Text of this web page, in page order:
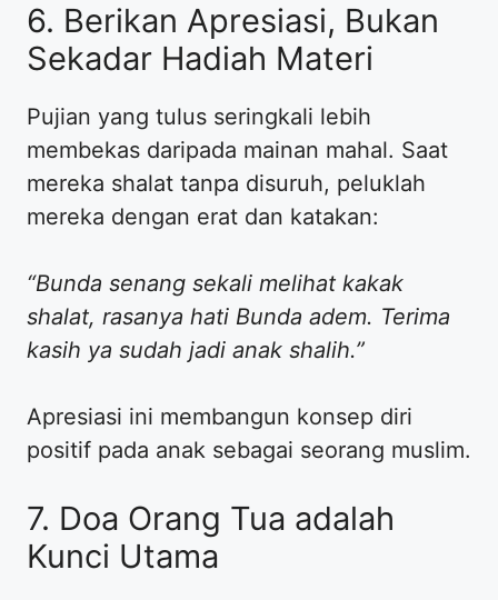
​6. Berikan Apresiasi, Bukan
Sekadar Hadiah Materi
​Pujian yang tulus seringkali lebih
membekas daripada mainan mahal. Saat
mereka shalat tanpa disuruh, peluklah
mereka dengan erat dan katakan:
“Bunda senang sekali melihat kakak
shalat, rasanya hati Bunda adem. Terima
kasih ya sudah jadi anak shalih.”
Apresiasi ini membangun konsep diri
positif pada anak sebagai seorang muslim.
​7. Doa Orang Tua adalah
Kunci Utama